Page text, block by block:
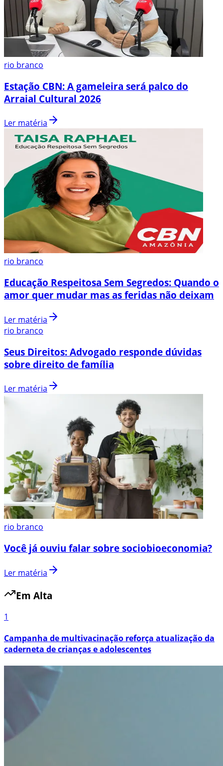
rio branco
Estação CBN: A gameleira será palco do
Arraial Cultural 2026
Ler matéria
rio branco
Educação Respeitosa Sem Segredos: Quando o
amor quer mudar mas as feridas não deixam
Ler matéria
rio branco
Seus Direitos: Advogado responde dúvidas
sobre direito de família
Ler matéria
rio branco
Você já ouviu falar sobre sociobioeconomia?
Ler matéria
Em Alta
1
Campanha de multivacinação reforça atualização da
caderneta de crianças e adolescentes